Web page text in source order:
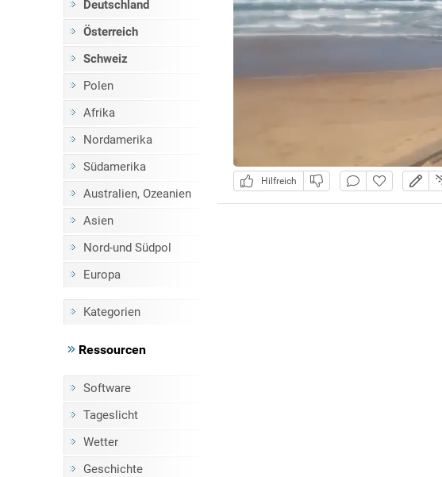
Deutschland
Österreich
Schweiz
Polen
Afrika
Nordamerika
Südamerika
Australien, Ozeanien
Asien
Nord-und Südpol
Europa
Kategorien
Ressourcen
Software
Tageslicht
Wetter
Geschichte
Hilfreich